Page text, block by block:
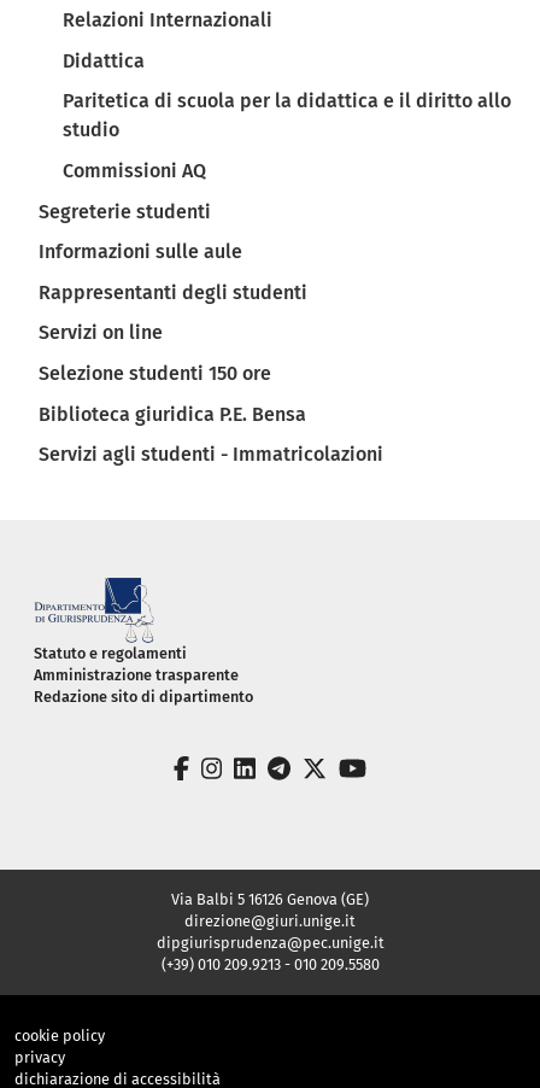
Relazioni Internazionali
Didattica
Paritetica di scuola per la didattica e il diritto allo
studio
Commissioni AQ
Segreterie studenti
Informazioni sulle aule
Rappresentanti degli studenti
Servizi on line
Selezione studenti 150 ore
Biblioteca giuridica P.E. Bensa
Servizi agli studenti - Immatricolazioni
Piè di pagina
Statuto e regolamenti
Amministrazione trasparente
Redazione sito di dipartimento
facebook
instagram
linkedin
telegram
twitteryoutube
Via Balbi 5 16126 Genova (GE)
direzione@giuri.unige.it
dipgiurisprudenza@pec.unige.it
(+39) 010 209.9213 - 010 209.5580
cookie policy
privacy
dichiarazione di accessibilità